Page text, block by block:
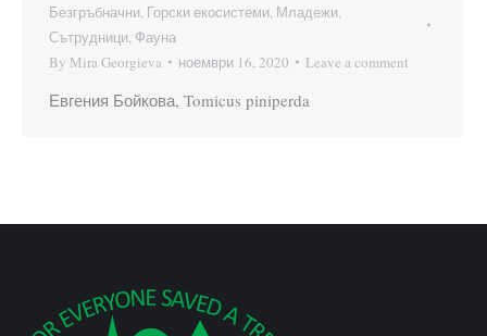
Безгръбначни, Горски екосистеми, Младежи,
Сътрудници, Фауна
By Mira Georgieva ноември 16, 2020 Leave a comment
Евгения Бойкова, Tomicus piniperda